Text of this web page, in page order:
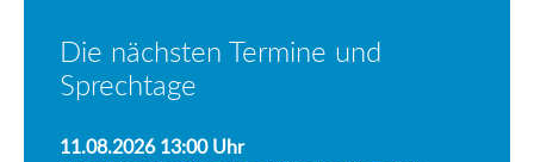
Die nächsten Termine und
Sprechtage
11.08.2026 13:00Uhr